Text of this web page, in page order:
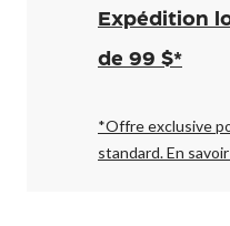
Fermé,
à
pour
Expédition
de 99 $*
*Offre exclusive
standard.En